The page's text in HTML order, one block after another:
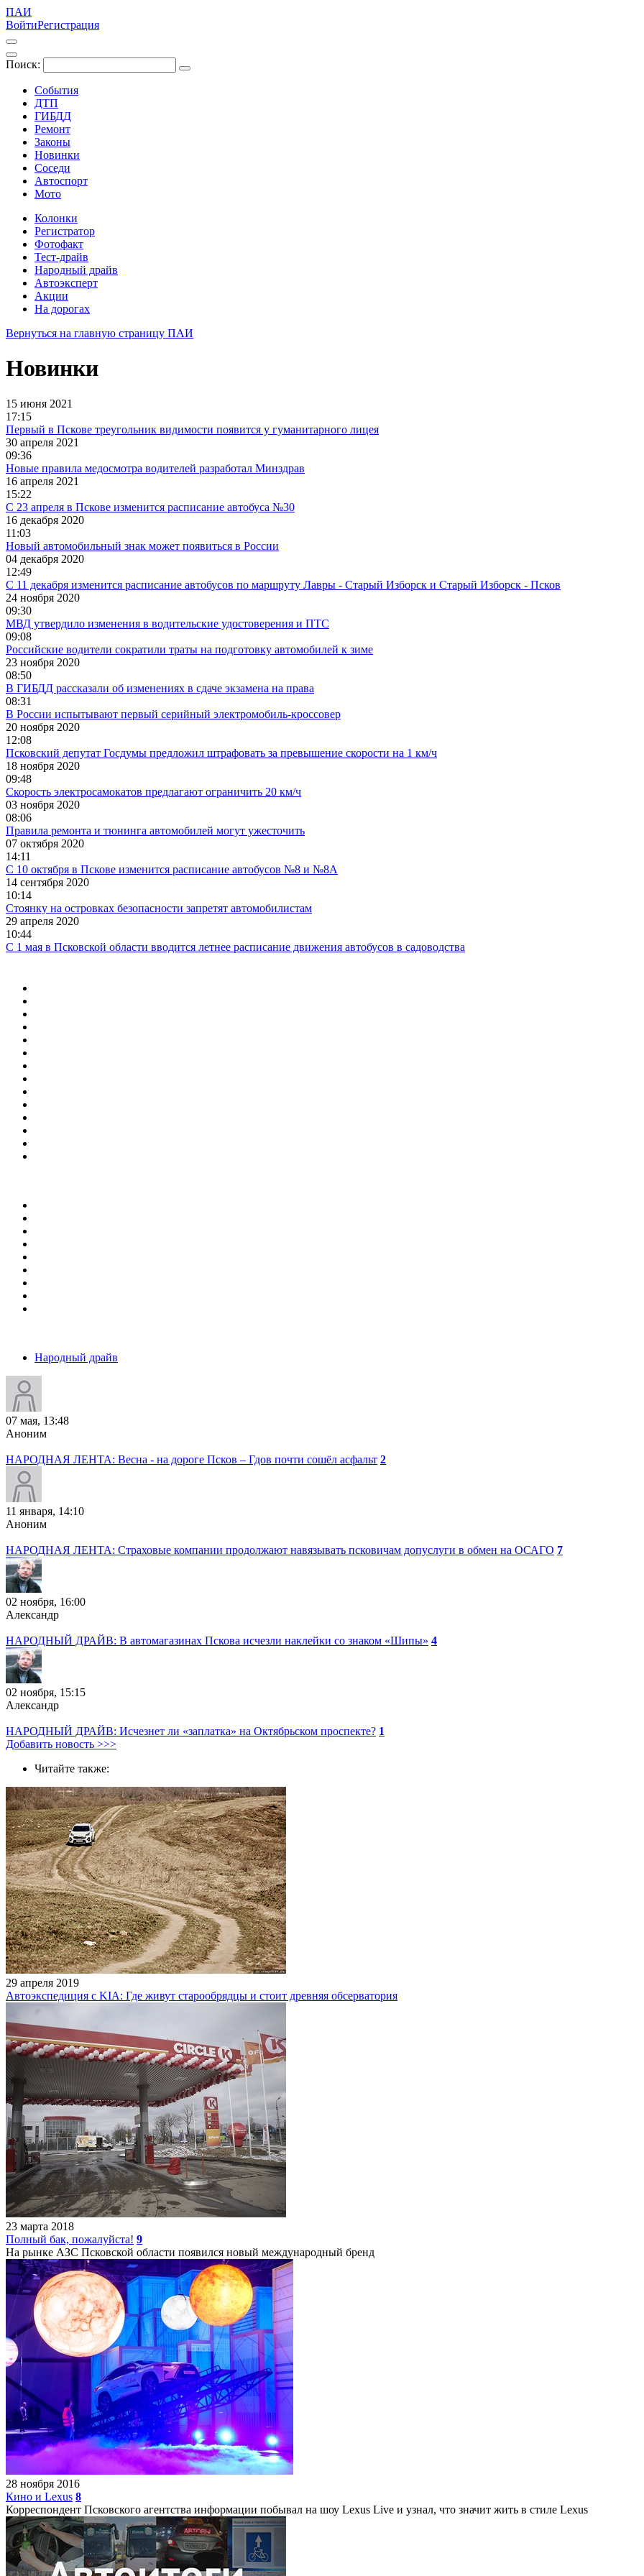
ПАИ
ВойтиРегистрация
Поиск:
События
ДТП
ГИБДД
Ремонт
Законы
Новинки
Соседи
Автоспорт
Мото
Колонки
Регистратор
Фотофакт
Тест-драйв
Народный драйв
Автоэксперт
Акции
На дорогах
Вернуться на главную страницу ПАИ
Новинки
15 июня 2021
17:15
Первый в Пскове треугольник видимости появится у гуманитарного лицея
30 апреля 2021
09:36
Новые правила медосмотра водителей разработал Минздрав
16 апреля 2021
15:22
С 23 апреля в Пскове изменится расписание автобуса №30
16 декабря 2020
11:03
Новый автомобильный знак может появиться в России
04 декабря 2020
12:49
С 11 декабря изменится расписание автобусов по маршруту Лавры - Старый Изборск и Старый Изборск - Псков
24 ноября 2020
09:30
МВД утвердило изменения в водительские удостоверения и ПТС
09:08
Российские водители сократили траты на подготовку автомобилей к зиме
23 ноября 2020
08:50
В ГИБДД рассказали об изменениях в сдаче экзамена на права
08:31
В России испытывают первый серийный электромобиль-кроссовер
20 ноября 2020
12:08
Псковский депутат Госдумы предложил штрафовать за превышение скорости на 1 км/ч
18 ноября 2020
09:48
Скорость электросамокатов предлагают ограничить 20 км/ч
03 ноября 2020
08:06
Правила ремонта и тюнинга автомобилей могут ужесточить
07 октября 2020
14:11
С 10 октября в Пскове изменится расписание автобусов №8 и №8А
14 сентября 2020
10:14
Стоянку на островках безопасности запретят автомобилистам
29 апреля 2020
10:44
С 1 мая в Псковской области вводится летнее расписание движения автобусов в садоводства
Народный драйв
07 мая, 13:48
Аноним
НАРОДНАЯ ЛЕНТА: Весна - на дороге Псков – Гдов почти сошёл асфальт 2
11 января, 14:10
Аноним
НАРОДНАЯ ЛЕНТА: Страховые компании продолжают навязывать псковичам допуслуги в обмен на ОСАГО 7
02 ноября, 16:00
Александр
НАРОДНЫЙ ДРАЙВ: В автомагазинах Пскова исчезли наклейки со знаком «Шипы» 4
02 ноября, 15:15
Александр
НАРОДНЫЙ ДРАЙВ: Исчезнет ли «заплатка» на Октябрьском проспекте? 1
Добавить новость >>>
Читайте также:
29 апреля 2019
Автоэкспедиция с KIA: Где живут старообрядцы и стоит древняя обсерватория
23 марта 2018
Полный бак, пожалуйста! 9
На рынке АЗС Псковской области появился новый международный бренд
28 ноября 2016
Кино и Lexus 8
Корреспондент Псковского агентства информации побывал на шоу Lexus Live и узнал, что значит жить в стиле Lexus